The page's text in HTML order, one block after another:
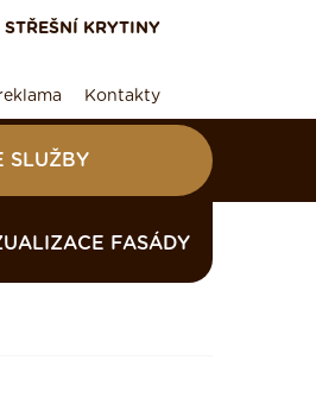
STŘEŠNÍ KRYTINY
Kontakty
SLUŽBY
FASÁDY